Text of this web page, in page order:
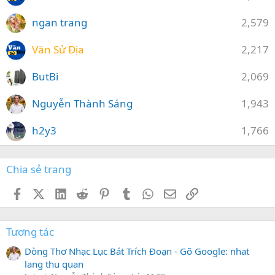
2,579
ngan trang
2,217
Văn Sử Địa
2,069
ButBi
1,943
Nguyễn Thành Sáng
1,766
h2y3
Chia sẻ trang
FacebookX (Twitter)
LinkedIn
Reddit PinterestTumblr WhatsApp
EmailLink
Tương tác
Dòng Thơ Nhạc Lục Bát Trích Đoạn - Gõ Google: nhat
lang thu quan